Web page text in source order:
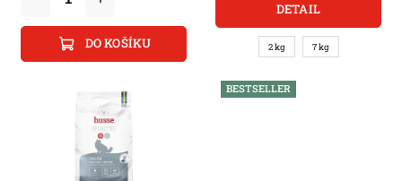
DO KOŠÍKU
DETAIL
2 kg 7 kg
BESTSELLER